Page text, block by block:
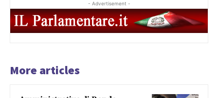
- Advertisement -
More articles